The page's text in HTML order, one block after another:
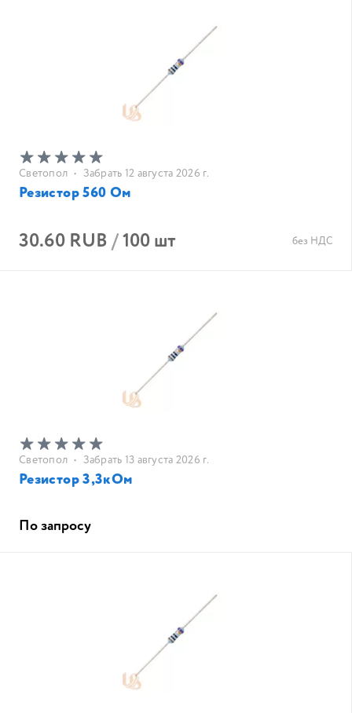
Светопол • Забрать 12 августа 2026 г.
Резистор 560 Ом
30.60 RUB/100 шт без НДС
Светопол • Забрать 13 августа 2026 г.
Резистор 3,3кОм
По запросу